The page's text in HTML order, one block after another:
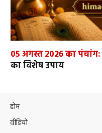
05 अगस्त 2026 का पंचांग:
का विशेष उपाय
होम
वीडियो